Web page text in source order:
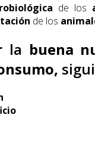
de los
de los
la buena